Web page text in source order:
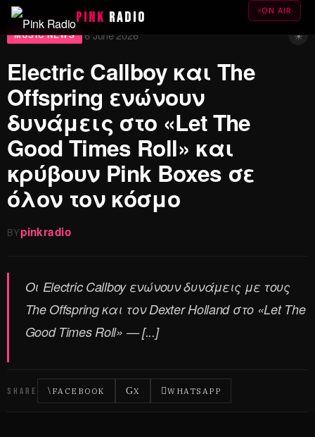
PINK RADIO ON AIR
MUSIC NEWS ·6 June 2026 ☀
Electric Callboy και The
Offspring ενώνουν
δυνάμεις στο «Let The
Good Times Roll» και
κρύβουν Pink Boxes σε
όλον τον κόσμο
BYpinkradio
Οι Electric Callboy ενώνουν δυνάμεις με τους
The Offspring και τον Dexter Holland στο «Let The
Good Times Roll» — [...]
SHARE FACEBOOK X WHATSAPP